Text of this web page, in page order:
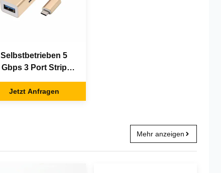
Selbstbetrieben 5
Gbps 3 Port Strip
Hub
Jetzt Anfragen
Mehr anzeigen